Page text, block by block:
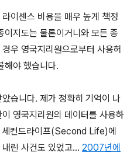
이센스 비용을 매우 높게 책정
지도는 물론이거니와 모든 종
우 영국지리원으로부터 사용허
해야 했습니다.
습니다. 제가 정확히 기억이 나
영국지리원의 데이터를 사용하
세컨드라이프(Second Life)에
린 사건도 있었고... 2007년에